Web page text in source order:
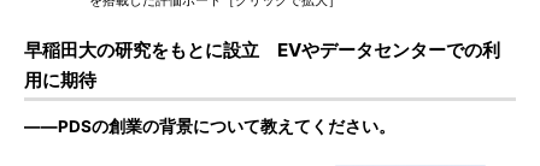
早稲田大の研究をもとに設立 EVやデータセンターでの利
用に期待
――PDSの創業の背景について教えてください。